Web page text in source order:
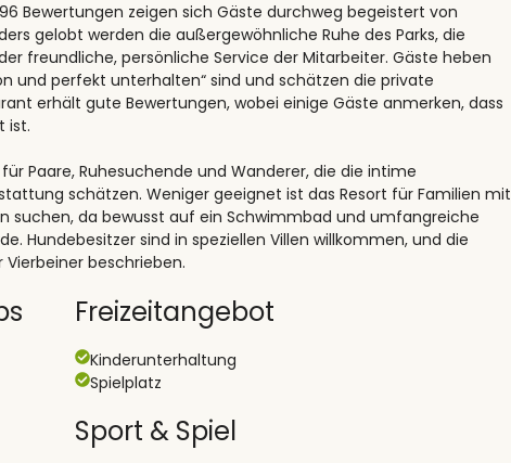
Bewertungen zeigen sich Gäste durchweg begeistert von
gelobt werden die außergewöhnliche Ruhe des Parks, die
freundliche, persönliche Service der Mitarbeiter. Gäste heben
und perfekt unterhalten“ sind und schätzen die private
erhält gute Bewertungen, wobei einige Gäste anmerken, dass
ist.
Paare, Ruhesuchende und Wanderer, die die intime
schätzen. Weniger geeignet ist das Resort für Familien mit
suchen, da bewusst auf ein Schwimmbad und umfangreiche
Hundebesitzer sind in speziellen Villen willkommen, und die
beschrieben.
Freizeitangebot
Kinderunterhaltung
Spielplatz
Sport & Spiel